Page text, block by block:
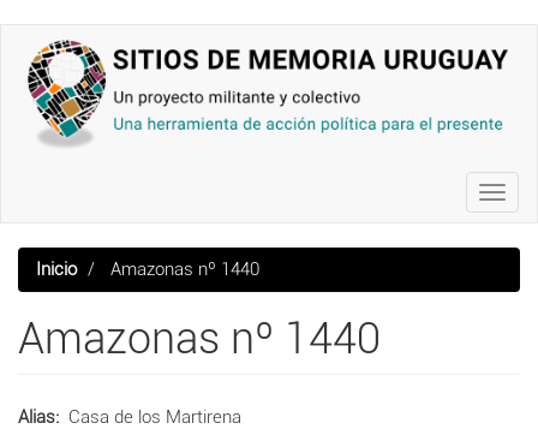
contenido
principal
Inicio Amazonas nº 1440
Amazonas nº 1440
Alias
Casa de los Martirena